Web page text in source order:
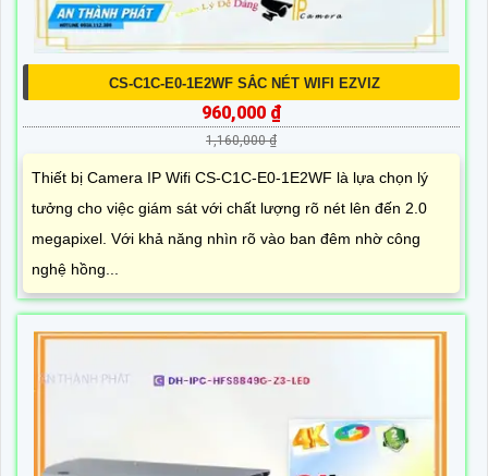
CS-C1C-E0-1E2WF SẮC NÉT WIFI EZVIZ
960,000 ₫
1,160,000 ₫
Thiết bị Camera IP Wifi CS-C1C-E0-1E2WF là lựa chọn lý
tưởng cho việc giám sát với chất lượng rõ nét lên đến 2.0
megapixel. Với khả năng nhìn rõ vào ban đêm nhờ công
nghệ hồng...